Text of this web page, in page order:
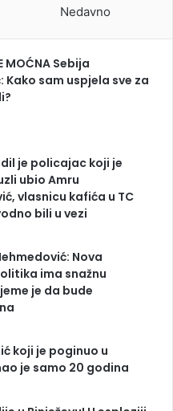
Nedavno
MOĆNA Sebija
Kako sam uspjela sve za
je policajac koji je
ubio Amru
vlasnicu kafića u TC
bili u vezi
Nova
ima snažnu
je da bude
koji je poginuo u
je samo 20 godina